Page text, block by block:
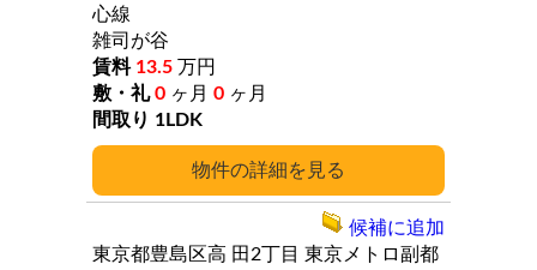
詳細
心線
雑司が谷
13.5 万円
0 ヶ月 0 ヶ月
1LDK
東京都豊島区高 田2丁目 東京メトロ副都
候補に追加